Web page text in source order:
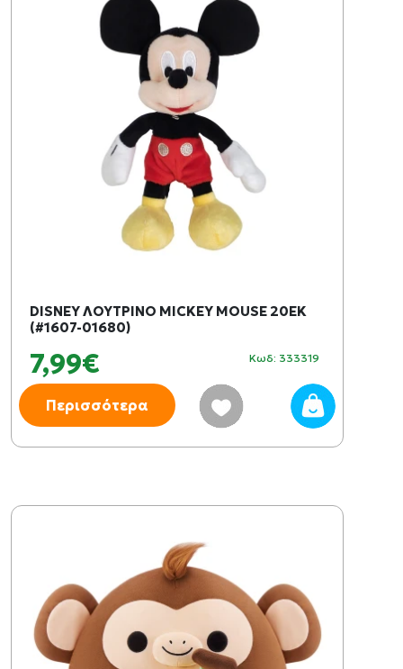
DISNEY ΛΟΥΤΡΙΝΟ MICKEY MOUSE 20ΕΚ
(#1607-01680)
7,99€ Κωδ: 333319
Περισσότερα